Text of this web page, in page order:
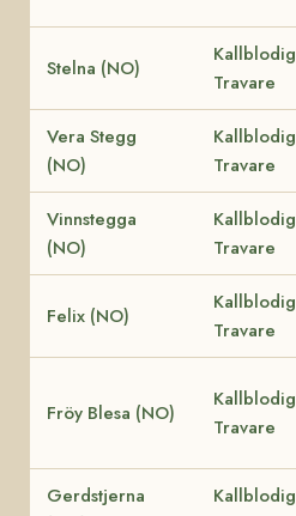
Stelna (NO)
Kallblodig
Travare
Vera Stegg
(NO)
Kallblodig
Travare
Vinnstegga
(NO)
Kallblodig
Travare
Felix (NO)
Kallblodig
Travare
Fröy Blesa (NO)
Kallblodig
Travare
Gerdstjerna
Kallblodig